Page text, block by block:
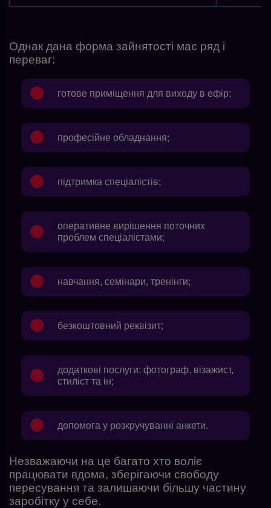
Однак дана форма зайнятості має ряд і
переваг:
готове приміщення для виходу в ефір;
професійне обладнання;
підтримка спеціалістів;
оперативне вирішення поточних
проблем спеціалістами;
навчання, семінари, тренінги;
безкоштовний реквізит;
додаткові послуги: фотограф, візажист,
стиліст та ін;
допомога у розкручуванні анкети.
Незважаючи на це багато хто воліє
працювати вдома, зберігаючи свободу
пересування та залишаючи більшу частину
заробітку у себе.